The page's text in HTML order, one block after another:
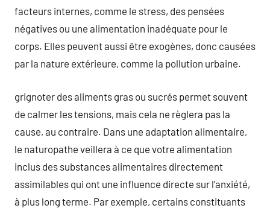
facteurs internes, comme le stress, des pensées
négatives ou une alimentation inadéquate pour le
corps. Elles peuvent aussi être exogènes, donc causées
par la nature extérieure, comme la pollution urbaine.
grignoter des aliments gras ou sucrés permet souvent
de calmer les tensions, mais cela ne règlera pas la
cause, au contraire. Dans une adaptation alimentaire,
le naturopathe veillera à ce que votre alimentation
inclus des substances alimentaires directement
assimilables qui ont une influence directe sur l’anxiété,
à plus long terme. Par exemple, certains constituants